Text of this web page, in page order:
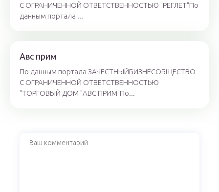
С ОГРАНИЧЕННОЙ ОТВЕТСТВЕННОСТЬЮ "РЕГЛЕТ"По
данным портала ...
Авс прим
По данным портала ЗАЧЕСТНЫЙБИЗНЕСОБЩЕСТВО
С ОГРАНИЧЕННОЙ ОТВЕТСТВЕННОСТЬЮ
"ТОРГОВЫЙ ДОМ "АВС ПРИМ"По...